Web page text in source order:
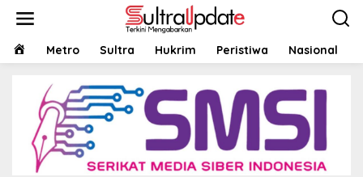
HOMEMetro Sultra Hukrim Peristiwa Nasional
Headline,Konawe Selatan,Politik, Sultra
Maju Bupati Konsel, Irham Kalenggo Kunci
Rekom Partai Golkar
27 Februari 2024